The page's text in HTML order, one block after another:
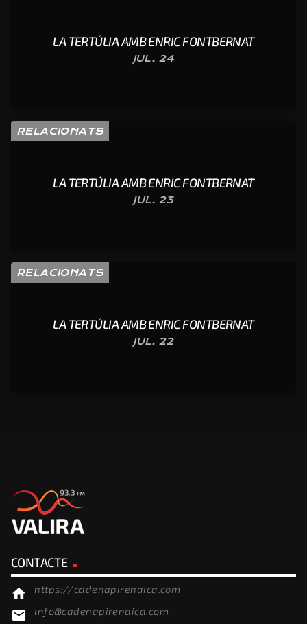
LA TERTÚLIA AMB ENRIC FONTBERNAT
JUL. 24
RELACIONATS
LA TERTÚLIA AMB ENRIC FONTBERNAT
JUL. 23
RELACIONATS
LA TERTÚLIA AMB ENRIC FONTBERNAT
JUL. 22
CONTACTE
home https://cadenapirenaica.com
email info@cadenapirenaica.com